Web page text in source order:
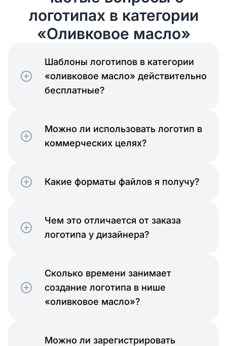
логотипах в категории
«Оливковое масло»
Шаблоны логотипов в категории
«оливковое масло» действительно
бесплатные?
Можно ли использовать логотип в
коммерческих целях?
Какие форматы файлов я получу?
Чем это отличается от заказа
логотипа у дизайнера?
Сколько времени занимает
создание логотипа в нише
«оливковое масло»?
Можно ли зарегистрировать